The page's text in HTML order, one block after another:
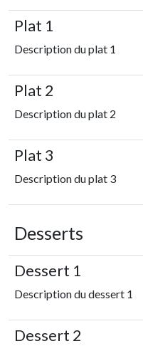
Plat 1
Description du plat 1
Plat 2
Description du plat 2
Plat 3
Description du plat 3
Desserts
Dessert 1
Description du dessert 1
Dessert 2